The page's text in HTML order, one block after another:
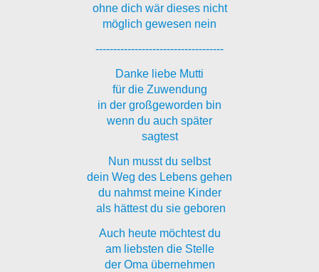
ohne dich wär dieses nicht
möglich gewesen nein
------------------------------------
Danke liebe Mutti
für die Zuwendung
in der großgeworden bin
wenn du auch später
sagtest
Nun musst du selbst
dein Weg des Lebens gehen
du nahmst meine Kinder
als hättest du sie geboren
Auch heute möchtest du
am liebsten die Stelle
der Oma übernehmen